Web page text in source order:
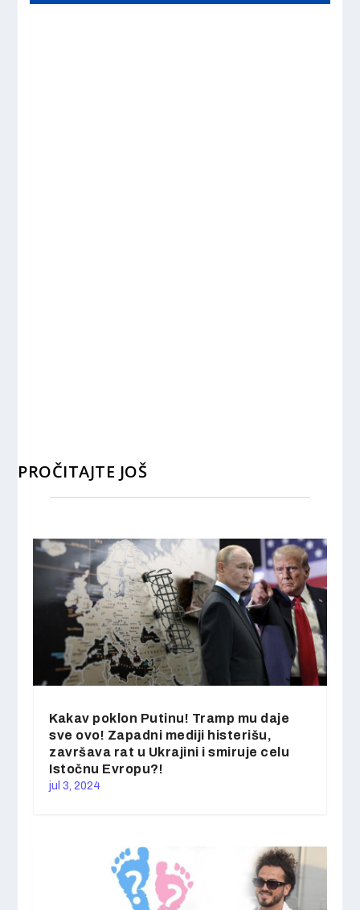
PROČITAJTE JOŠ
Kakav poklon Putinu! Tramp mu daje
sve ovo! Zapadni mediji histerišu,
završava rat u Ukrajini i smiruje celu
Istočnu Evropu?!
jul 3, 2024